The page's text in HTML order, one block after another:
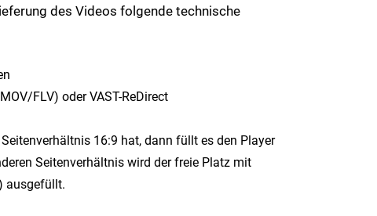
des Videos folgende technische
FLV) oder VAST-ReDirect
16:9 hat, dann füllt es den Player
Seitenverhältnis wird der freie Platz mit
ausgefüllt.